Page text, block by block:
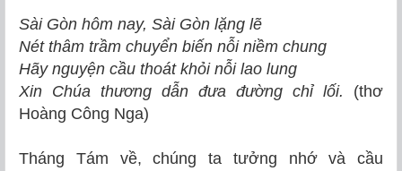
Sài Gòn hôm nay, Sài Gòn lặng lẽ
Nét thâm trầm chuyển biến nỗi niềm chung
Hãy nguyện cầu thoát khỏi nỗi lao lung
Xin Chúa thương dẫn đưa đường chỉ lối. (thơ
Hoàng Công Nga)
Tháng Tám về, chúng ta tưởng nhớ và cầu